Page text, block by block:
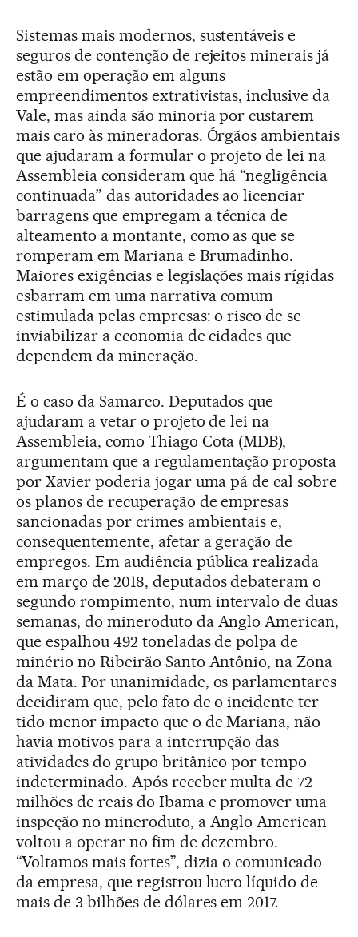
Sistemas mais modernos, sustentáveis e
seguros de contenção de rejeitos minerais já
estão em operação em alguns
empreendimentos extrativistas, inclusive da
Vale, mas ainda são minoria por custarem
mais caro às mineradoras. Órgãos ambientais
que ajudaram a formular o projeto de lei na
Assembleia consideram que há “negligência
continuada” das autoridades ao licenciar
barragens que empregam a técnica de
alteamento a montante, como as que se
romperam em Mariana e Brumadinho.
Maiores exigências e legislações mais rígidas
esbarram em uma narrativa comum
estimulada pelas empresas: o risco de se
inviabilizar a economia de cidades que
dependem da mineração.
É o caso da Samarco. Deputados que
ajudaram a vetar o projeto de lei na
Assembleia, como Thiago Cota (MDB),
argumentam que a regulamentação proposta
por Xavier poderia jogar uma pá de cal sobre
os planos de recuperação de empresas
sancionadas por crimes ambientais e,
consequentemente, afetar a geração de
empregos. Em audiência pública realizada
em março de 2018, deputados debateram o
segundo rompimento, num intervalo de duas
semanas, do mineroduto da Anglo American,
que espalhou 492 toneladas de polpa de
minério no Ribeirão Santo Antônio, na Zona
da Mata. Por unanimidade, os parlamentares
decidiram que, pelo fato de o incidente ter
tido menor impacto que o de Mariana, não
havia motivos para a interrupção das
atividades do grupo britânico por tempo
indeterminado. Após receber multa de 72
milhões de reais do Ibama e promover uma
inspeção no mineroduto, a Anglo American
voltou a operar no fim de dezembro.
“Voltamos mais fortes”, dizia o comunicado
da empresa, que registrou lucro líquido de
mais de 3 bilhões de dólares em 2017.